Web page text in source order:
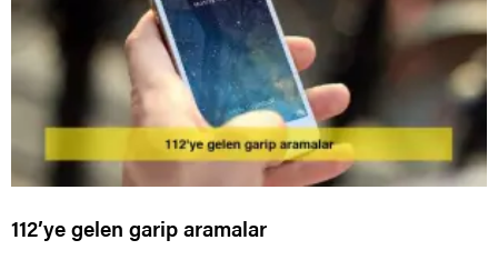
112’ye gelen garip aramalar